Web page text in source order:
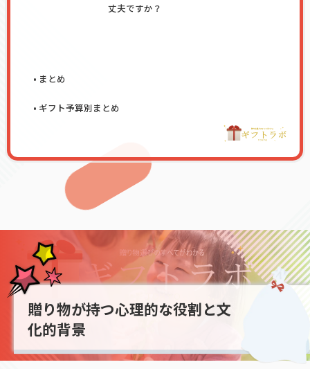
丈夫ですか？
まとめ
ギフト予算別まとめ
贈り物が持つ心理的な役割と文
化的背景